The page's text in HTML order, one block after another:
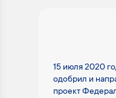
15 июля 2020
одобрил и
проект